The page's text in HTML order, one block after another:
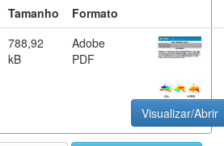
Tamanho
Formato
788,92
kB
Adobe
PDF
Visualizar/Abrir